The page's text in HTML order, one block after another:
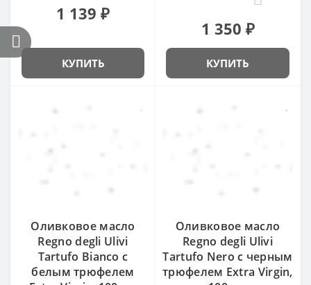
1 139 ₽
КУПИТЬ
1 350 ₽
КУПИТЬ
Оливковое масло
Regno degli Ulivi
Tartufo Bianco с
белым трюфелем
Оливковое масло
Regno degli Ulivi
Tartufo Nero с черным
трюфелем Extra Virgin,